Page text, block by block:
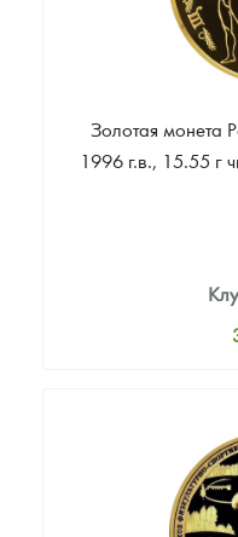
Золотая монета
1996 г.в., 15.55 г